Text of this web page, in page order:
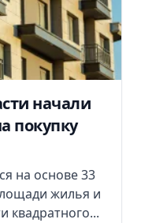
начали
покупку
на основе 33
жилья и
квадратного...